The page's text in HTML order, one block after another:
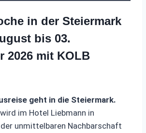
in der Steiermark
bis 03.
2026 mit KOLB
geht in die Steiermark.
im Hotel Liebmann in
unmittelbaren Nachbarschaft